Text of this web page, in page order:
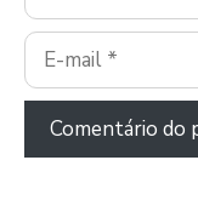
E-
mail